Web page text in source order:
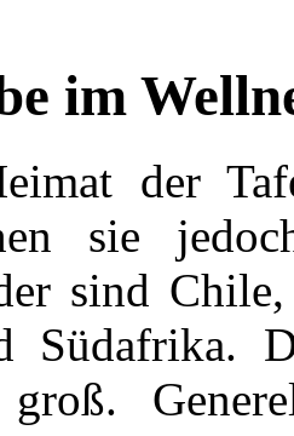
im
der
sie
sind
Südafrika.